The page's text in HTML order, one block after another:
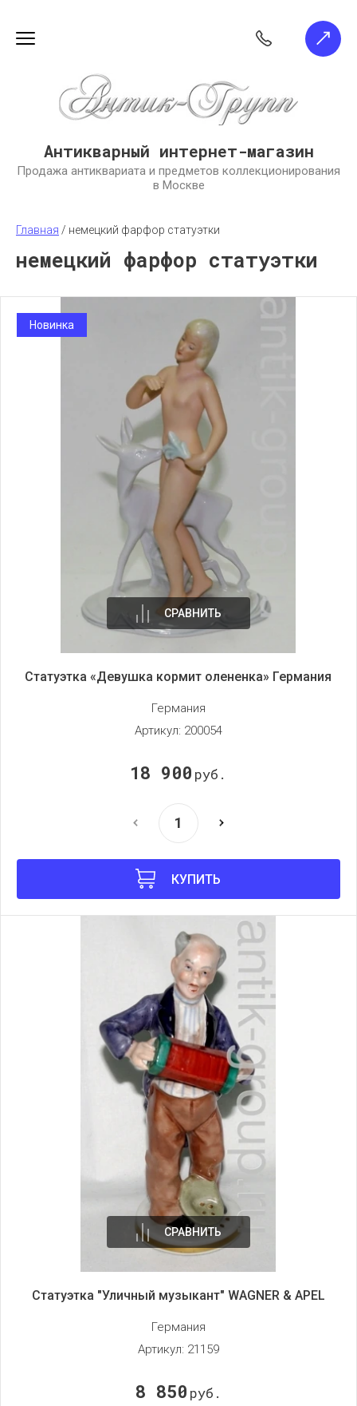
Антикварный интернет-магазин
Продажа антиквариата и предметов коллекционирования
в Москве
Главная / немецкий фарфор статуэтки
немецкий фарфор статуэтки
Новинка
СРАВНИТЬ
Статуэтка «Девушка кормит олененка» Германия
Германия
Артикул: 200054
18 900 руб.
КУПИТЬ
СРАВНИТЬ
Статуэтка "Уличный музыкант" WAGNER & APEL
Германия
Артикул: 21159
8 850 руб.